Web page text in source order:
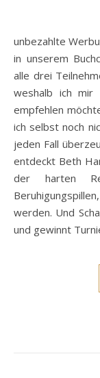
unbezahlte Werbung „Das Damengambit“ haben wir im Mai
in unserem
alle drei
weshalb ich mir
empfehlen
ich selbst noch
jeden Fall
entdeckt Beth
der harten
werden. Und
und gewinnt